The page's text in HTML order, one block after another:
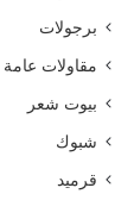
برجولات
مقاولات عامة
بيوت شعر
شبوك
قرميد